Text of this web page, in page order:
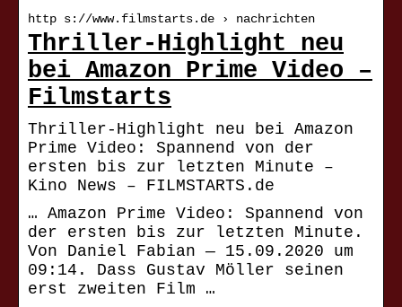
http s://www.filmstarts.de › nachrichten
Thriller-Highlight neu
bei Amazon Prime Video –
Filmstarts
Thriller-Highlight neu bei Amazon
Prime Video: Spannend von der
ersten bis zur letzten Minute –
Kino News – FILMSTARTS.de
… Amazon Prime Video: Spannend von
der ersten bis zur letzten Minute.
Von Daniel Fabian — 15.09.2020 um
09:14. Dass Gustav Möller seinen
erst zweiten Film …